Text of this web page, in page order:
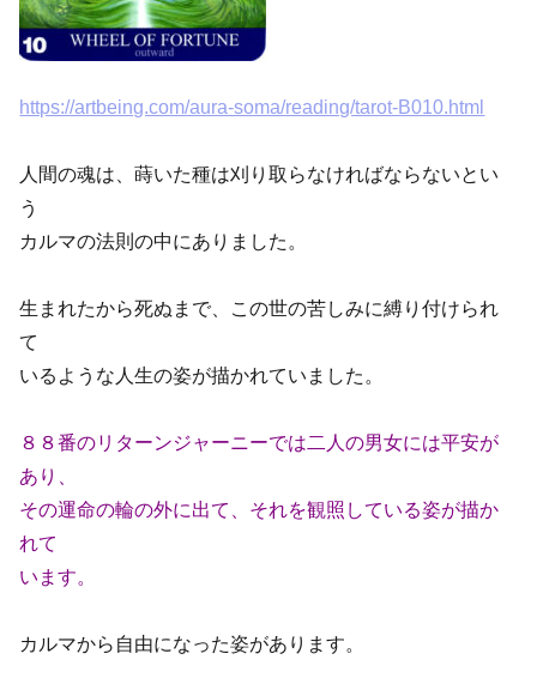
https://artbeing.com/aura-soma/reading/tarot-B010.html
人間の魂は、蒔いた種は刈り取らなければならないとい
う
カルマの法則の中にありました。
生まれたから死ぬまで、この世の苦しみに縛り付けられ
て
いるような人生の姿が描かれていました。
８８番のリターンジャーニーでは二人の男女には平安が
あり、
その運命の輪の外に出て、それを観照している姿が描か
れて
います。
カルマから自由になった姿があります。